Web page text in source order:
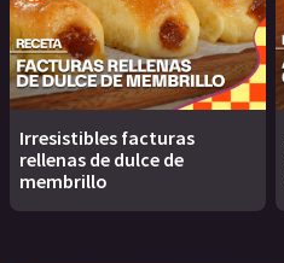
Irresistibles facturas
rellenas de dulce de
membrillo